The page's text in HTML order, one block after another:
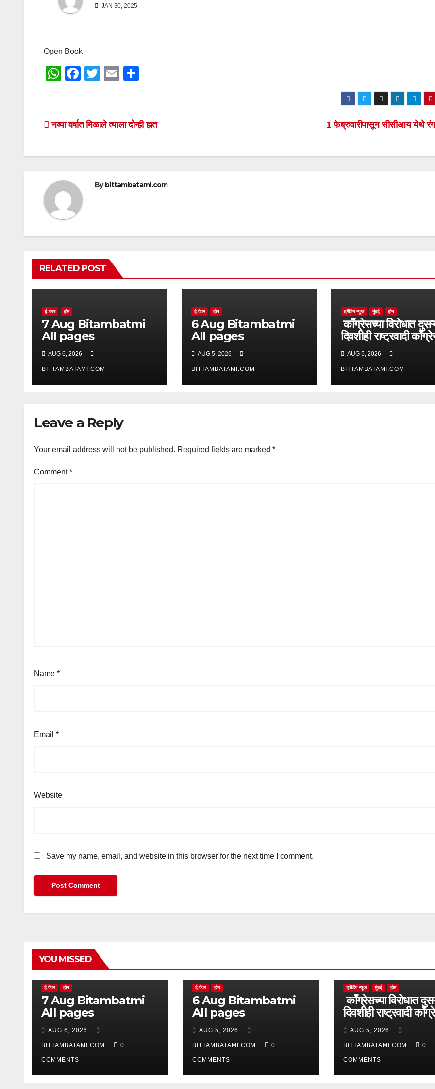
JAN 30, 2025
Open Book
W
s
p
F
e
o
T
er
E
e
Post
1 फेब्रुवारीपासून सीसीआय येथे
नव्या वर्षात मिळाले त्याला दोन्ही हात
By bittambatami.com
RELATED POST
ई-पेपर होम
7 Aug Bitambatmi
All pages
AUG 6, 2026
BITTAMBATAMI.COM
ई-पेपर होम
6 Aug Bitambatmi
All pages
AUG 5, 2026
BITTAMBATAMI.COM
ट्रेंडिंग न्यूज मुंबई होम
काँग्रेसच्या विरोधात
दिवशीही राष्ट्रवादी
आक्रमक
AUG 5, 2026
BITTAMBATAMI.COM
Leave a Reply
Your email address will not be published. Required fields are marked *
Comment*
Name *
Email *
Website
Save my name, email, and website in this browser for the next time I comment.
YOU MISSED
ई-पेपर होम
7 Aug Bitambatmi
All pages
AUG 6, 2026
BITTAMBATAMI.COM 0
COMMENTS
ई-पेपर होम
6 Aug Bitambatmi
All pages
AUG 5, 2026
BITTAMBATAMI.COM 0
COMMENTS
ट्रेंडिंग न्यूज मुंबई होम
काँग्रेसच्या विरोधात
दिवशीही राष्ट्रवादी
आक्रमक
AUG 5, 2026
BITTAMBATAMI.COM 0
COMMENTS